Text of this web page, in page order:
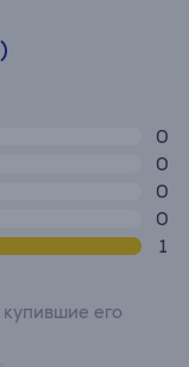
0
0
0
0
1
его